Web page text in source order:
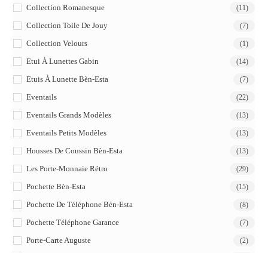
Collection Romanesque (11)
Collection Toile De Jouy (7)
Collection Velours (1)
Etui À Lunettes Gabin (14)
Etuis À Lunette Bèn-Esta (7)
Eventails (22)
Eventails Grands Modèles (13)
Eventails Petits Modèles (13)
Housses De Coussin Bèn-Esta (13)
Les Porte-Monnaie Rétro (29)
Pochette Bèn-Esta (15)
Pochette De Téléphone Bèn-Esta (8)
Pochette Téléphone Garance (7)
Porte-Carte Auguste (2)